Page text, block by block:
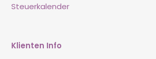
Steuerkalender
Klienten Info